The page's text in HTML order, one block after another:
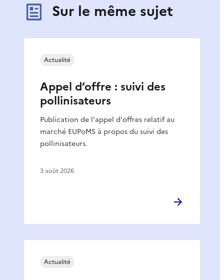
Sur le même sujet
Appel d’offre : suivi des
pollinisateurs
Publication de l'appel d'offres relatif au
marché EUPoMS à propos du suivi des
pollinisateurs.
Actualité
3 août 2026
Actualité